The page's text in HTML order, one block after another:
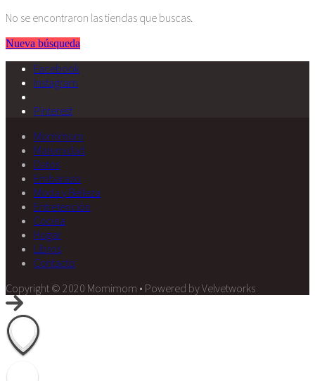
No se encontraron las tiendas que buscas.
Nueva búsqueda
Facebook
Instagram
Pinterest
Momimom
Maternidad
Datos
Embarazo
Moda y Belleza
Entretención
Cocina
Hogar
Libros
Contacto
Copyright © 2020 Momimom • Powered by Velvetworks